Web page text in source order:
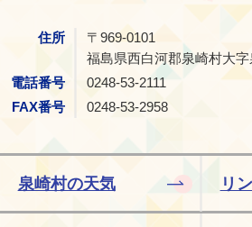
住所
〒969-0101
福島県西白河郡泉崎村大
電話番号
0248-53-2111
FAX番号
0248-53-2958
泉崎村の天気 リ